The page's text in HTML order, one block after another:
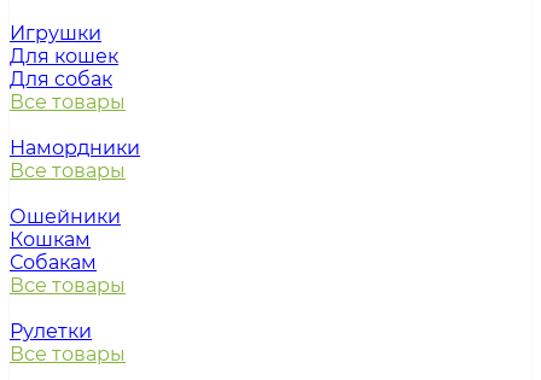
Игрушки
Для кошек
Для собак
Все товары
Намордники
Все товары
Ошейники
Кошкам
Собакам
Все товары
Рулетки
Все товары